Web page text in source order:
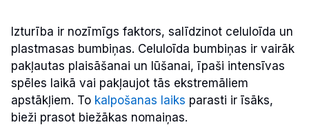
Izturība ir nozīmīgs faktors, salīdzinot celuloīda un
plastmasas bumbiņas. Celuloīda bumbiņas ir vairāk
pakļautas plaisāšanai un lūšanai, īpaši intensīvas
spēles laikā vai pakļaujot tās ekstremāliem
apstākļiem. To kalpošanas laiks parasti ir īsāks,
bieži prasot biežākas nomaiņas.